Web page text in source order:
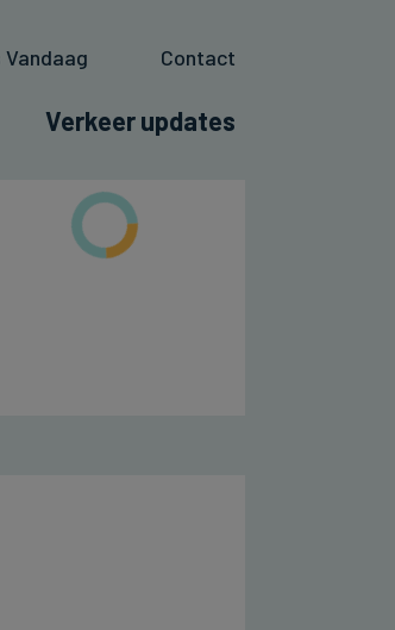
Vandaag Contact
Verkeer updates